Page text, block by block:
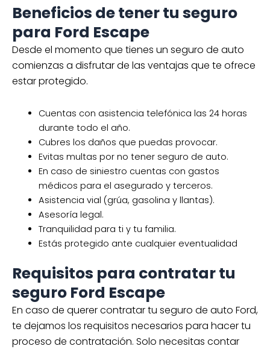
Beneficios de tener tu seguro
para Ford Escape
Desde el momento que tienes un seguro de auto
comienzas a disfrutar de las ventajas que te ofrece
estar protegido.
Cuentas con asistencia telefónica las 24 horas
durante todo el año.
Cubres los daños que puedas provocar.
Evitas multas por no tener seguro de auto.
En caso de siniestro cuentas con gastos
médicos para el asegurado y terceros.
Asistencia vial (grúa, gasolina y llantas).
Asesoría legal.
Tranquilidad para ti y tu familia.
Estás protegido ante cualquier eventualidad
Requisitos para contratar tu
seguro Ford Escape
En caso de querer contratar tu seguro de auto Ford,
te dejamos los requisitos necesarios para hacer tu
proceso de contratación. Solo necesitas contar